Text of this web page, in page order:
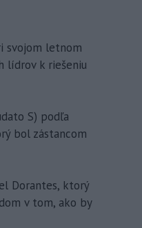
svojom letnom
lídrov k riešeniu
S) podľa
bol zástancom
Dorantes, ktorý
v tom, ako by